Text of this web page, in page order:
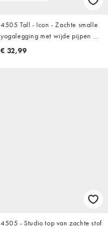
4505 Tall - Icon - Zachte smalle
yogalegging met wijde pijpen en
hoge taille in stormgrijs
€ 32,99
4505 - Studio top van zachte stof